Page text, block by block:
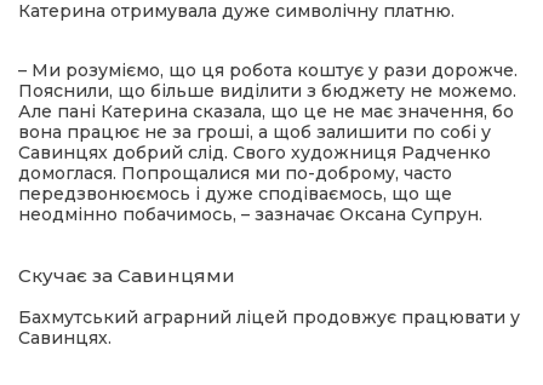
Катерина отримувала дуже символічну платню.
– Ми розуміємо, що ця робота коштує у рази дорожче.
Пояснили, що більше виділити з бюджету не можемо.
Але пані Катерина сказала, що це не має значення, бо
вона працює не за гроші, а щоб залишити по собі у
Савинцях добрий слід. Свого художниця Радченко
домоглася. Попрощалися ми по-доброму, часто
передзвонюємось і дуже сподіваємось, що ще
неодмінно побачимось, – зазначає Оксана Супрун.
Скучає за Савинцями
Бахмутський аграрний ліцей продовжує працювати у
Савинцях.